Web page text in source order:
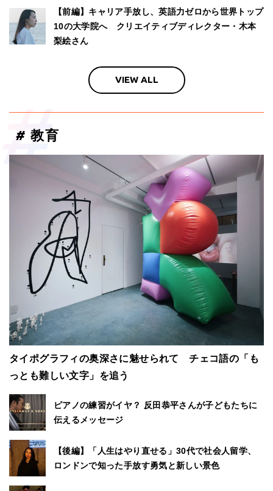
【前編】キャリア手放し、英語力ゼロから世界トップ
10の大学院へ クリエイティブディレクター・木本
梨絵さん
VIEW ALL
# 教育
タイポグラフィの奥深さに魅せられて チェコ語の「も
っとも難しい文字」を追う
ピアノの練習がイヤ？ 反田恭平さんが子どもたちに
伝えるメッセージ
【後編】「人生はやり直せる」30代で社会人留学、
ロンドンで知った手放す勇気と新しい景色